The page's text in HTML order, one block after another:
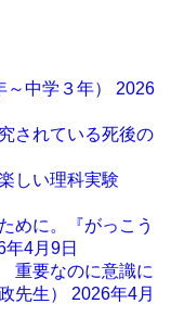
中学３年） 2026
されている死後の
しい理科実験
めに。『がっこう
年4月9日
重要なのに意識に
先生） 2026年4月